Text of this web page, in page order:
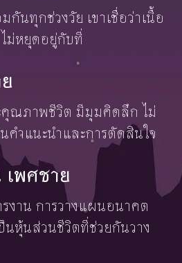
นทุกช่วงวัย เขาเชื่อว่าเนื้อ
ม่หยุดอยู่กับที่
คุณภาพชีวิต มีมุมคิดลึก ไม่
คำแนะนำและการตัดสินใจ
พศชาย
งาน การวางแผนอนาคต
หุ้นส่วนชีวิตที่ช่วยกันวาง